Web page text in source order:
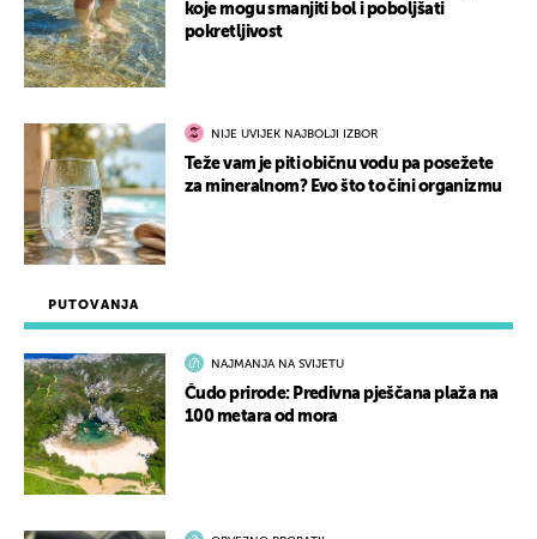
PUTOVANJA
NAJMANJA NA SVIJETU
Čudo prirode: Predivna pješčana plaža na
100 metara od mora
koje mogu smanjiti bol i poboljšati
pokretljivost
NIJE UVIJEK NAJBOLJI IZBOR
Teže vam je piti običnu vodu pa posežete
za mineralnom? Evo što to čini organizmu